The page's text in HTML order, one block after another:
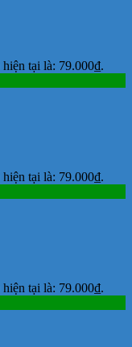
hiện tại là: 79.000₫.
hiện tại là: 79.000₫.
hiện tại là: 79.000₫.